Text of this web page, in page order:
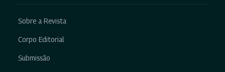
Sobre a Revista
Corpo Editorial
Submissão